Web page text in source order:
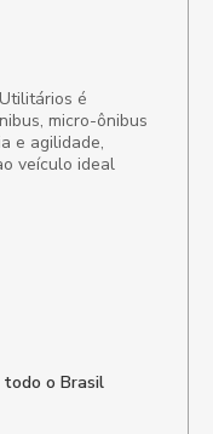
é
micro-ônibus
e agilidade,
veículo ideal
todo o Brasil